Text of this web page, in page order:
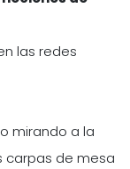
las redes
mirando a la
carpas de mesa